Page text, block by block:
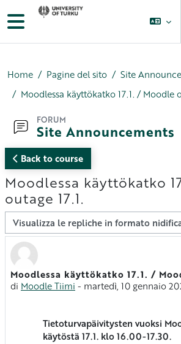
Vai al contenuto principale
Pannello laterale
Home Pagine del sito
Site
Moodlessa käyttökatko 17.1. / Moodle
FORUM
Site Announcements
Back to course
Moodlessa käyttökatko
outage 17.1.
Modalità visualizzazione
Moodlessa käyttökatko 17.1. /
di Moodle Tiimi - martedì, 10 gennaio
Numero di risposte: 0
Tietoturvapäivitysten vuoksi
käytöstä 17.1. klo 16.00-17.30.